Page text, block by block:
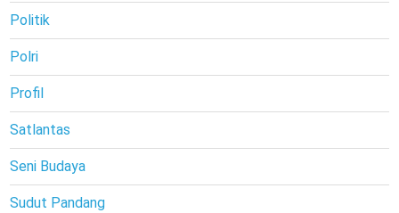
Politik
Polri
Profil
Satlantas
Seni Budaya
Sudut Pandang